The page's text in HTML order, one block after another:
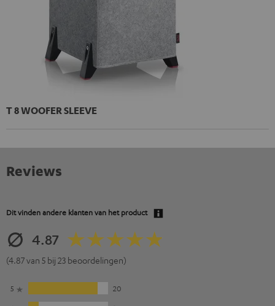
T 8 WOOFER SLEEVE
Reviews
Dit vinden andere klanten van het product
4.87
(4.87 van 5 bij 23 beoordelingen)
5
20